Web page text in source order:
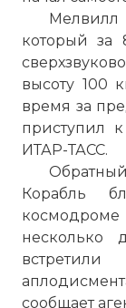
Мелвилл
который за
высоту 100
время за
приступил
ИТАР-ТАСС.
Обратный
Корабль
космодроме
несколько
сообщает